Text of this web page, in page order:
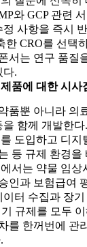
와 GCP 관련
정 사항을 즉시
한 CRO를 선택
서는 연구 품질
다.
품에 대한 시사
품뿐 아니라 의
을 함께 개발한
도입하고 디지
등 규제 환경을
서는 약물 임상
인과 보험급여
터 수집과 장
규제를 모두
를 한꺼번에 관